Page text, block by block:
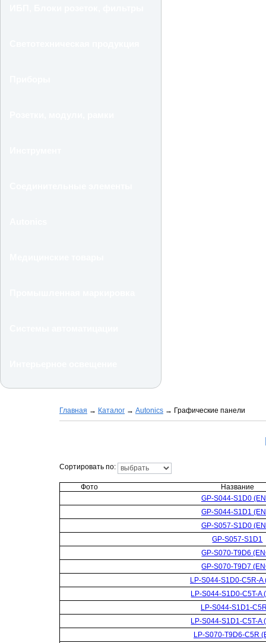
Главная → Каталог → Autonics → Графические панели
Сортировать по:
Фото
Название
GP-S044-S1D0
GP-S044-S1D1
GP-S057-S1D0
GP-S057-S1D1
GP-S070-T9D6
GP-S070-T9D7
LP-S044-S1D0-C5R-A
LP-S044-S1D0-C5T-A
LP-S044-S1D1-
LP-S044-S1D1-C5T-A
LP-S070-T9D6-C5R